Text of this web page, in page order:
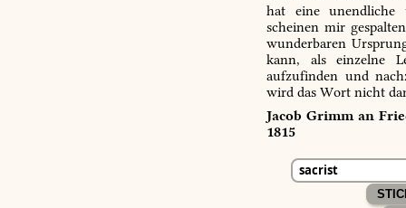
hat eine unendliche
scheinen mir
wunderbaren
kann, als einzelne
aufzufinden und
wird das Wort nicht
Jacob Grimm an
1815